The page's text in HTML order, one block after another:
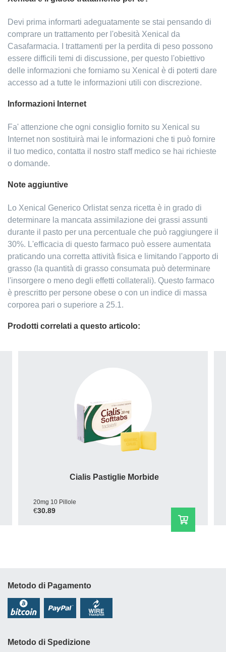
Devi prima informarti adeguatamente se stai pensando di
comprare un trattamento per l'obesità Xenical da
Casafarmacia. I trattamenti per la perdita di peso possono
essere difficili temi di discussione, per questo l'obiettivo
delle informazioni che forniamo su Xenical è di poterti dare
accesso ad a tutte le informazioni utili con discrezione.
Informazioni Internet
Fa' attenzione che ogni consiglio fornito su Xenical su
Internet non sostituirà mai le informazioni che ti può fornire
il tuo medico, contatta il nostro staff medico se hai richieste
o domande.
Note aggiuntive
Lo Xenical Generico Orlistat senza ricetta è in grado di
determinare la mancata assimilazione dei grassi assunti
durante il pasto per una percentuale che può raggiungere il
30%. L'efficacia di questo farmaco può essere aumentata
praticando una corretta attività fisica e limitando l'apporto di
grasso (la quantità di grasso consumata può determinare
l'insorgere o meno degli effetti collaterali). Questo farmaco
è prescritto per persone obese o con un indice di massa
corporea pari o superiore a 25.1.
Prodotti correlati a questo articolo:
Cialis Pastiglie Morbide
20mg 10 Pillole
€30.89
Metodo di Pagamento
Metodo di Spedizione